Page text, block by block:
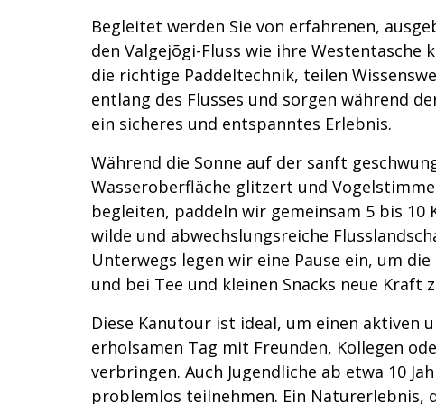
Begleitet werden Sie von erfahrenen,
den Valgejõgi-Fluss wie ihre Westentasche
die richtige Paddeltechnik, teilen
entlang des Flusses und sorgen während
ein sicheres und entspanntes Erlebnis.
Während die Sonne auf der sanft
Wasseroberfläche glitzert und
begleiten, paddeln wir gemeinsam 5 bis 10
wilde und abwechslungsreiche
Unterwegs legen wir eine Pause ein, um
und bei Tee und kleinen Snacks neue Kraft
Diese Kanutour ist ideal, um einen aktiven
erholsamen Tag mit Freunden, Kollegen
verbringen. Auch Jugendliche ab etwa 10
problemlos teilnehmen. Ein Naturerlebnis,